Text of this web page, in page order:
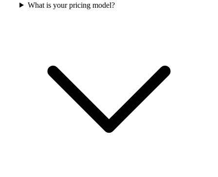
What is your pricing model?